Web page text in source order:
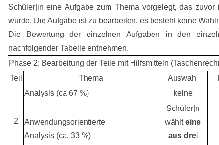
Schüler|in eine Aufgabe zum Thema vorgelegt, das zuvor
wurde. Die Aufgabe ist zu bearbeiten, es besteht keine
Die Bewertung der einzelnen Aufgaben in den
nachfolgender Tabelle entnehmen.
Phase 2: Bearbeitung der Teile mit Hilfsmitteln
Teil
Thema Auswahl
2
Analysis (ca 67 %) keine
Anwendungsorientierte
Analysis (ca. 33 %)
Schüler|n
wählteine
aus drei